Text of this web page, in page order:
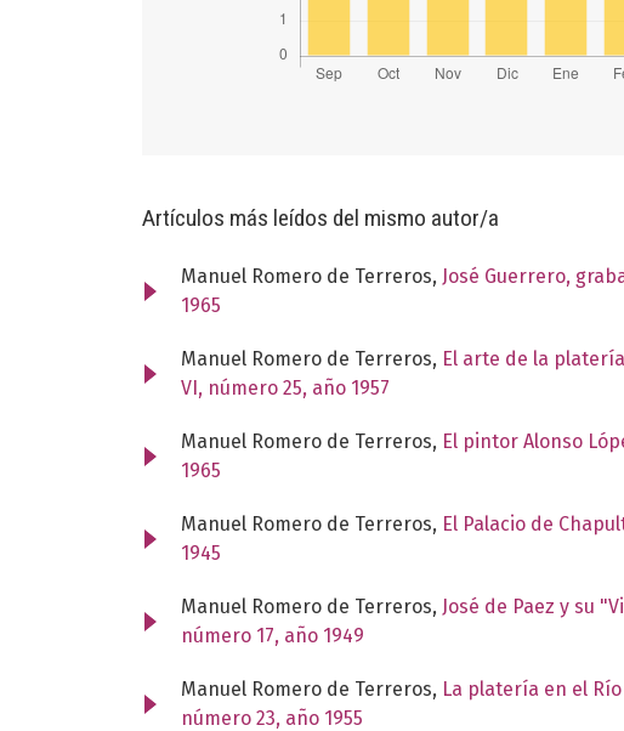
Artículos más leídos del mismo autor/a
Manuel Romero de Terreros, José Guerrero,
1965
Manuel Romero de Terreros, El arte de la
VI, número 25, año 1957
Manuel Romero de Terreros, El pintor Alonso
1965
Manuel Romero de Terreros, El Palacio de
1945
Manuel Romero de Terreros, José de Paez y su
número 17, año 1949
Manuel Romero de Terreros, La platería en el
número 23, año 1955